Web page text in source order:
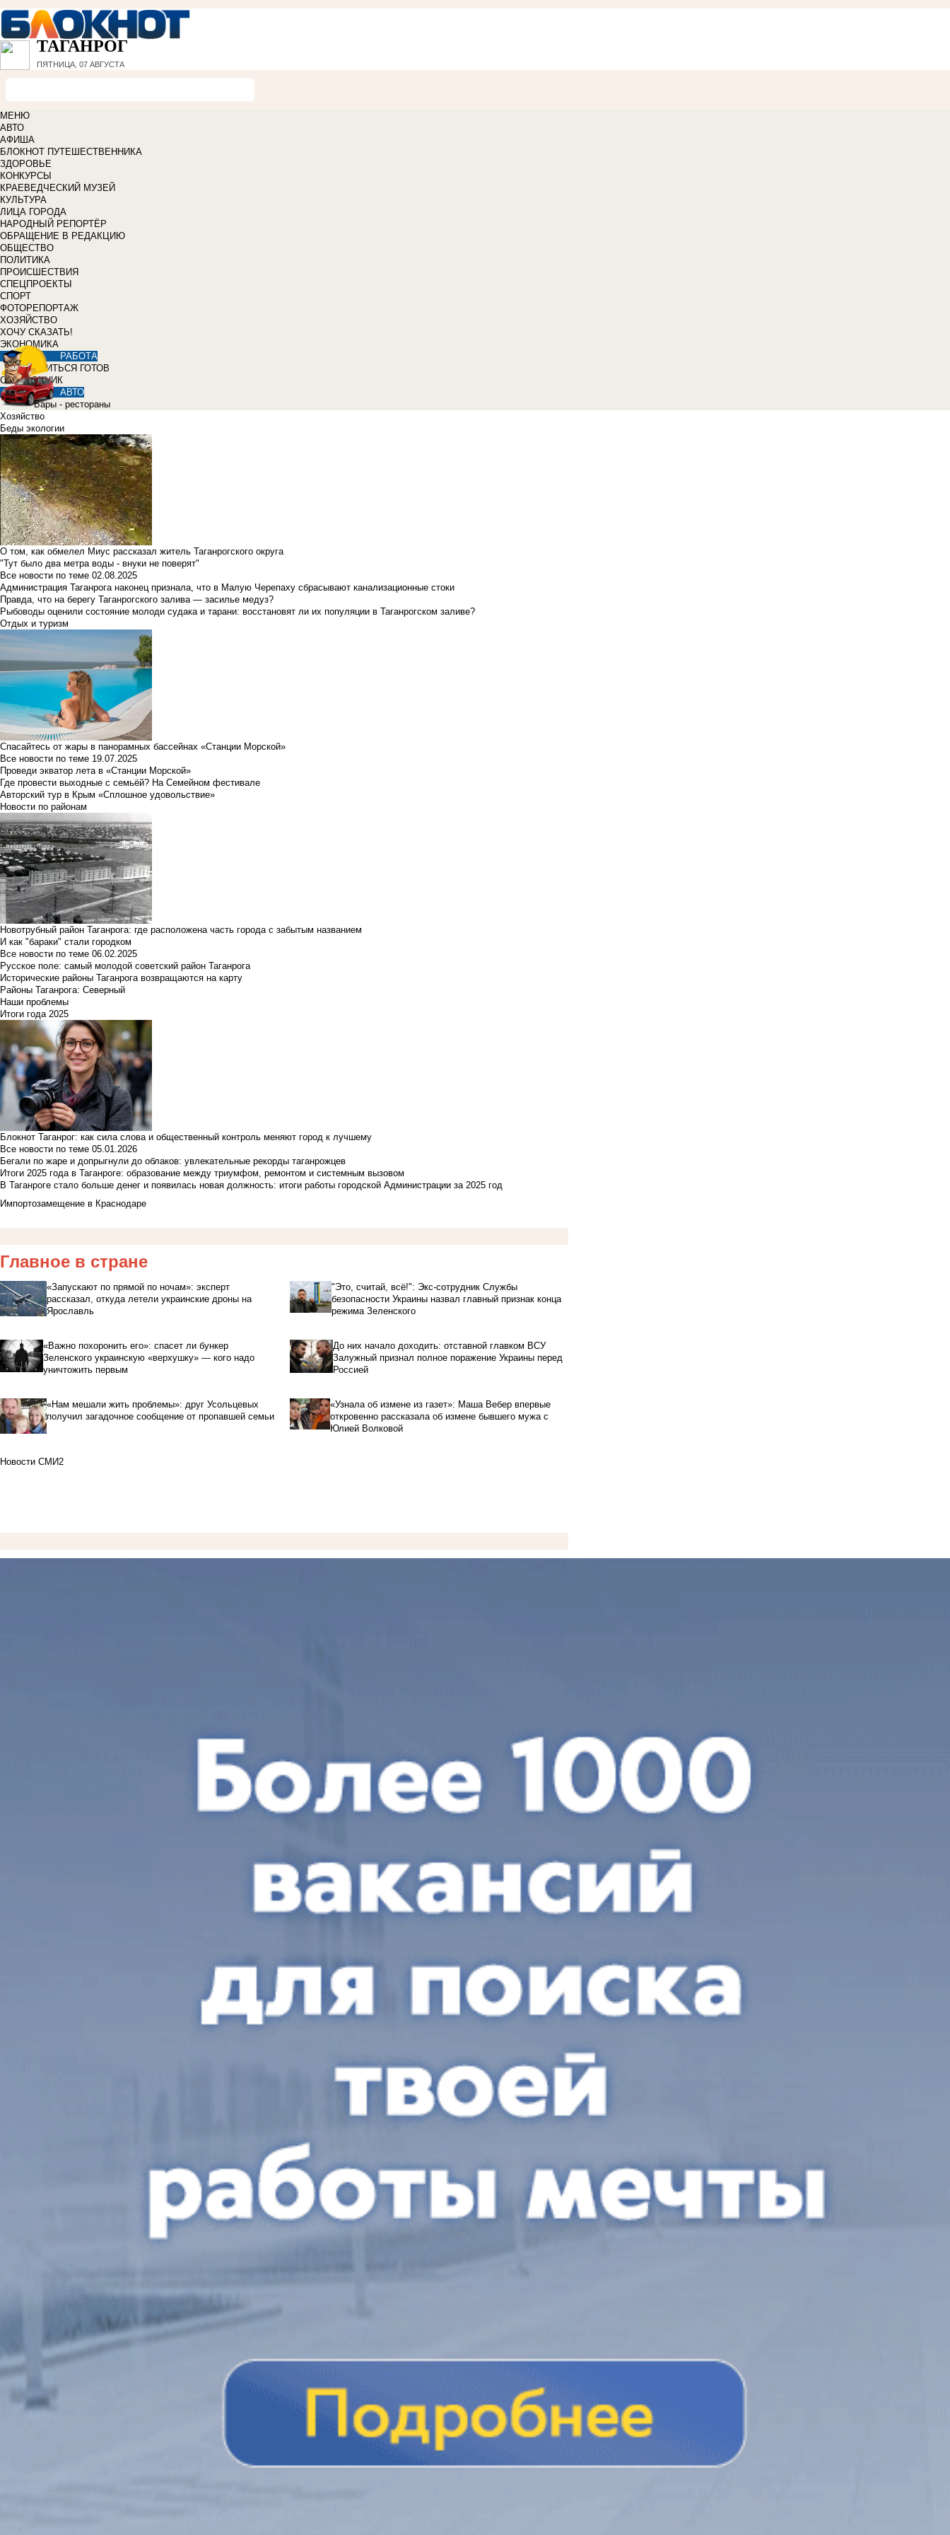
ТАГАНРОГ
ПЯТНИЦА, 07 АВГУСТА
МЕНЮ
АВТО
АФИША
БЛОКНОТ ПУТЕШЕСТВЕННИКА
ЗДОРОВЬЕ
КОНКУРСЫ
КРАЕВЕДЧЕСКИЙ МУЗЕЙ
КУЛЬТУРА
ЛИЦА ГОРОДА
НАРОДНЫЙ РЕПОРТЁР
ОБРАЩЕНИЕ В РЕДАКЦИЮ
ОБЩЕСТВО
ПОЛИТИКА
ПРОИСШЕСТВИЯ
СПЕЦПРОЕКТЫ
СПОРТ
ФОТОРЕПОРТАЖ
ХОЗЯЙСТВО
ХОЧУ СКАЗАТЬ!
ЭКОНОМИКА
РАБОТА
УЧИТЬСЯ ГОТОВ
СПРАВОЧНИК
АВТО
Бары - рестораны
Хозяйство
Беды экологии
О том, как обмелел Миус рассказал житель Таганрогского округа
"Тут было два метра воды - внуки не поверят"
Все новости по теме 02.08.2025
Администрация Таганрога наконец признала, что в Малую Черепаху сбрасывают канализационные стоки
Правда, что на берегу Таганрогского залива — засилье медуз?
Рыбоводы оценили состояние молоди судака и тарани: восстановят ли их популяции в Таганрогском заливе?
Отдых и туризм
Спасайтесь от жары в панорамных бассейнах «Станции Морской»
Все новости по теме 19.07.2025
Проведи экватор лета в «Станции Морской»
Где провести выходные с семьёй? На Семейном фестивале
Авторский тур в Крым «Сплошное удовольствие»
Новости по районам
Новотрубный район Таганрога: где расположена часть города с забытым названием
И как "бараки" стали городком
Все новости по теме 06.02.2025
Русское поле: самый молодой советский район Таганрога
Исторические районы Таганрога возвращаются на карту
Районы Таганрога: Северный
Наши проблемы
Итоги года 2025
Блокнот Таганрог: как сила слова и общественный контроль меняют город к лучшему
Все новости по теме 05.01.2026
Бегали по жаре и допрыгнули до облаков: увлекательные рекорды таганрожцев
Итоги 2025 года в Таганроге: образование между триумфом, ремонтом и системным вызовом
В Таганроге стало больше денег и появилась новая должность: итоги работы городской Администрации за 2025 год
Импортозамещение в Краснодаре
Главное в стране
«Запускают по прямой по ночам»: эксперт
рассказал, откуда летели украинские дроны на
Ярославль
"Это, считай, всё!": Экс-сотрудник Службы
безопасности Украины назвал главный признак конца
режима Зеленского
«Важно похоронить его»: спасет ли бункер
Зеленского украинскую «верхушку» — кого надо
уничтожить первым
До них начало доходить: отставной главком ВСУ
Залужный признал полное поражение Украины перед
Россией
«Нам мешали жить проблемы»: друг Усольцевых
получил загадочное сообщение от пропавшей семьи
«Узнала об измене из газет»: Маша Вебер впервые
откровенно рассказала об измене бывшего мужа с
Юлией Волковой
Новости СМИ2